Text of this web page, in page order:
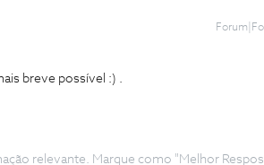
breve possível :) .
relevante. Marque como "Melhor